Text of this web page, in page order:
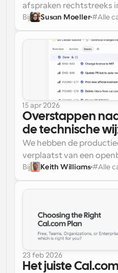
boekingen)
afspraken rechtstreeks
boeken, wat betekent
planningslinks met
geen heen-en-weer,
Zo stel je het goed in.
Bij Susan Moeller #Alle
15 apr 2026
Overstappen
de technische
We hebben de
verplaatst van een
een privé-repository. De
nu calcom/cal.diy,
open-source, zelf te
Dit is er veranderd.
Bij Keith Williams #Alle
23 feb 2026
Het juiste